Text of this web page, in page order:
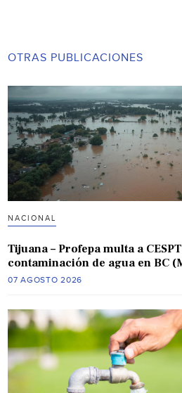
OTRAS PUBLICACIONES
NACIONAL
Tijuana – Profepa multa a
contaminación de agua en BC
07 AGOSTO 2026